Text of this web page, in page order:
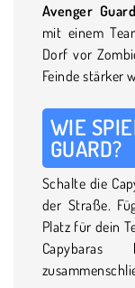
Avenger Guard
mit einem
Dorf vor
Feinde stärker
WIE
GUARD?
Schalte die
der Straße.
Platz für dein